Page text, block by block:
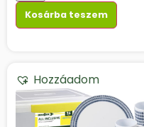
Kosárba teszem
Hozzáadom